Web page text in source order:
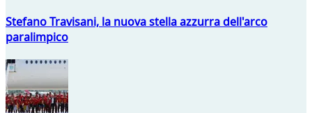
Stefano Travisani, la nuova stella azzurra dell'arco
paralimpico